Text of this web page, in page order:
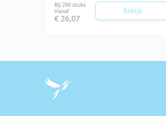
Bij 250 stuks
Vanaf
€ 26,07
Bekijk